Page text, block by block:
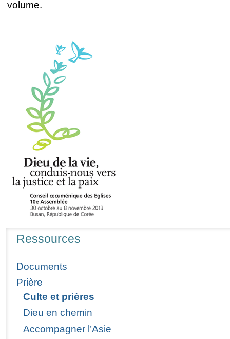
volume.
Ressources
Documents
Prière
Culte et prières
Dieu en chemin
Accompagner l’Asie